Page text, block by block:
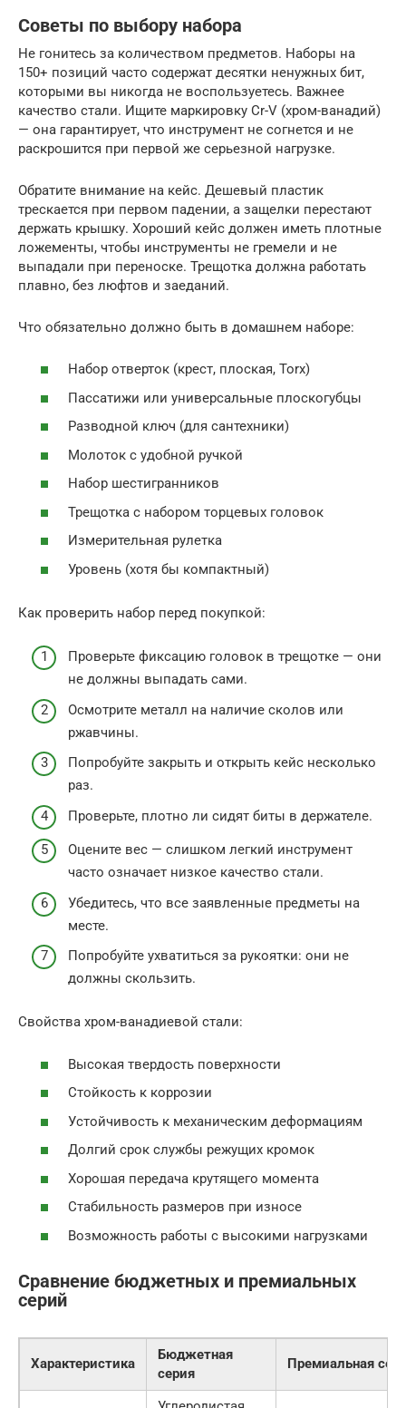
Советы по выбору набора
Не гонитесь за количеством предметов. Наборы на
150+ позиций часто содержат десятки ненужных бит,
которыми вы никогда не воспользуетесь. Важнее
качество стали. Ищите маркировку Cr-V (хром-ванадий)
— она гарантирует, что инструмент не согнется и не
раскрошится при первой же серьезной нагрузке.
Обратите внимание на кейс. Дешевый пластик
трескается при первом падении, а защелки перестают
держать крышку. Хороший кейс должен иметь плотные
ложементы, чтобы инструменты не гремели и не
выпадали при переноске. Трещотка должна работать
плавно, без люфтов и заеданий.
Что обязательно должно быть в домашнем наборе:
Набор отверток (крест, плоская, Torx)
Пассатижи или универсальные плоскогубцы
Разводной ключ (для сантехники)
Молоток с удобной ручкой
Набор шестигранников
Трещотка с набором торцевых головок
Измерительная рулетка
Уровень (хотя бы компактный)
Как проверить набор перед покупкой:
Проверьте фиксацию головок в трещотке — они
не должны выпадать сами.
Осмотрите металл на наличие сколов или
ржавчины.
Попробуйте закрыть и открыть кейс несколько
раз.
Проверьте, плотно ли сидят биты в держателе.
Оцените вес — слишком легкий инструмент
часто означает низкое качество стали.
Убедитесь, что все заявленные предметы на
месте.
Попробуйте ухватиться за рукоятки: они не
должны скользить.
Свойства хром-ванадиевой стали:
Высокая твердость поверхности
Стойкость к коррозии
Устойчивость к механическим деформациям
Долгий срок службы режущих кромок
Хорошая передача крутящего момента
Стабильность размеров при износе
Возможность работы с высокими нагрузками
Сравнение бюджетных и премиальных
серий
Характеристика
Бюджетная
серия
Премиальная